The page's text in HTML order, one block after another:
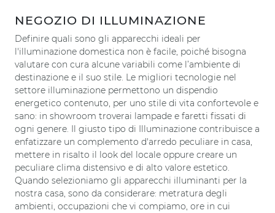
NEGOZIO DI ILLUMINAZIONE
Definire quali sono gli apparecchi ideali per
l'illuminazione domestica non è facile, poiché bisogna
valutare con cura alcune variabili come l’ambiente di
destinazione e il suo stile. Le migliori tecnologie nel
settore illuminazione permettono un dispendio
energetico contenuto, per uno stile di vita confortevole e
sano: in showroom troverai lampade e faretti fissati di
ogni genere. Il giusto tipo di Illuminazione contribuisce a
enfatizzare un complemento d'arredo peculiare in casa,
mettere in risalto il look del locale oppure creare un
peculiare clima distensivo e di alto valore estetico.
Quando selezioniamo gli apparecchi illuminanti per la
nostra casa, sono da considerare: metratura degli
ambienti, occupazioni che vi compiamo, ore in cui